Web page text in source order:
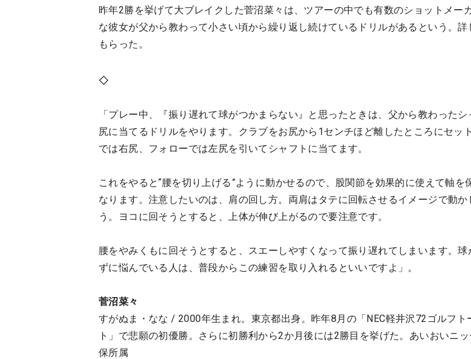
昨年2勝を挙げて大ブレイクした菅沼菜々は、ツアーの中でも有数のショットメー
な彼女が父から教わって小さい頃から繰り返し続けているドリルがあるという。詳
もらった。
◇
「プレー中、『振り遅れて球がつかまらない』と思ったときは、父から教わったシ
尻に当てるドリルをやります。クラブをお尻から1センチほど離したところにセッ
では右尻、フォローでは左尻を引いてシャフトに当てます。
これをやると“腰を切り上げる”ように動かせるので、股関節を効果的に使えて軸を
なります。注意したいのは、肩の回し方。両肩はタテに回転させるイメージで動か
う。ヨコに回そうとすると、上体が伸び上がるので要注意です。
腰をやみくもに回そうとすると、スエーしやすくなって振り遅れてしまいます。球
ずに悩んでいる人は、普段からこの練習を取り入れるといいですよ」。
菅沼菜々
すがぬま・なな / 2000年生まれ。東京都出身。昨年8月の「NEC軽井沢72ゴルフト
ト」で悲願の初優勝。さらに初勝利から2か月後には2勝目を挙げた。あいおいニ
保所属